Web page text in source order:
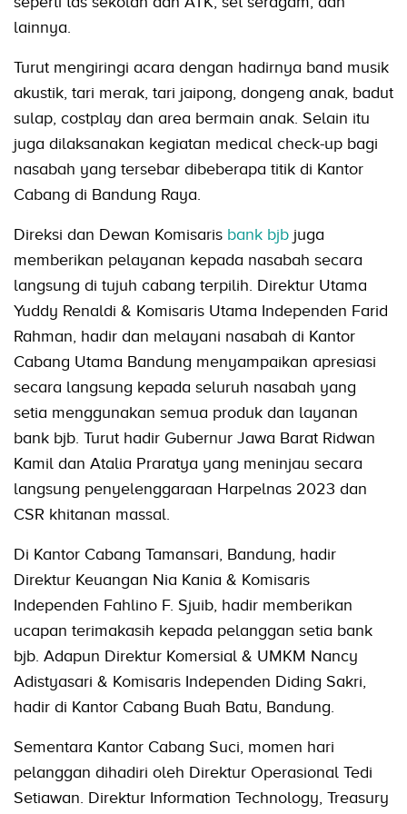
lainnya.
Turut mengiringi acara dengan hadirnya band musik
akustik, tari merak, tari jaipong, dongeng anak, badut
sulap, costplay dan area bermain anak. Selain itu
juga dilaksanakan kegiatan medical check-up bagi
nasabah yang tersebar dibeberapa titik di Kantor
Cabang di Bandung Raya.
Direksi dan Dewan Komisaris bank bjb juga
memberikan pelayanan kepada nasabah secara
langsung di tujuh cabang terpilih. Direktur Utama
Yuddy Renaldi & Komisaris Utama Independen Farid
Rahman, hadir dan melayani nasabah di Kantor
Cabang Utama Bandung menyampaikan apresiasi
secara langsung kepada seluruh nasabah yang
setia menggunakan semua produk dan layanan
bank bjb. Turut hadir Gubernur Jawa Barat Ridwan
Kamil dan Atalia Praratya yang meninjau secara
langsung penyelenggaraan Harpelnas 2023 dan
CSR khitanan massal.
Di Kantor Cabang Tamansari, Bandung, hadir
Direktur Keuangan Nia Kania & Komisaris
Independen Fahlino F. Sjuib, hadir memberikan
ucapan terimakasih kepada pelanggan setia bank
bjb. Adapun Direktur Komersial & UMKM Nancy
Adistyasari & Komisaris Independen Diding Sakri,
hadir di Kantor Cabang Buah Batu, Bandung.
Sementara Kantor Cabang Suci, momen hari
pelanggan dihadiri oleh Direktur Operasional Tedi
Setiawan. Direktur Information Technology, Treasury